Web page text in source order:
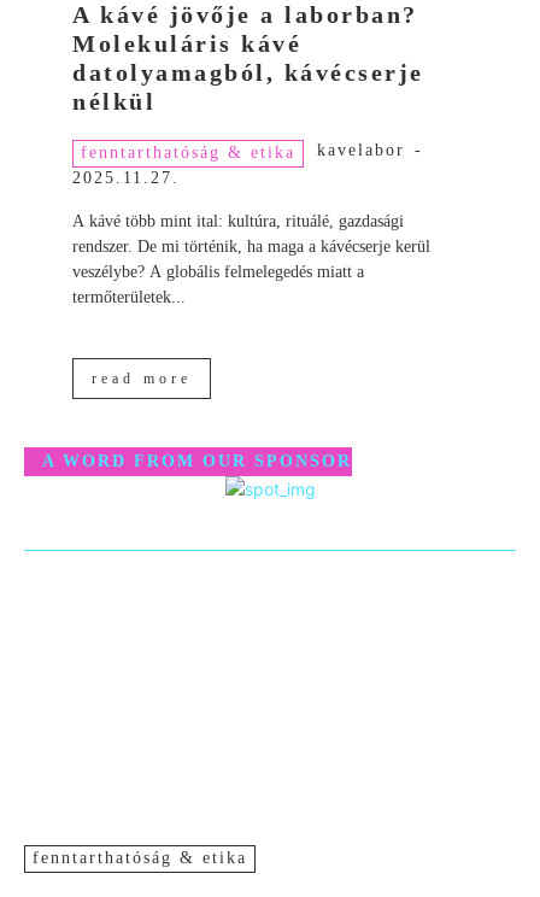
A kávé jövője a laborban?
Molekuláris kávé
datolyamagból, kávécserje
nélkül
fenntarthatóság & etika kavelabor
-
2025.11.27.
A kávé több mint ital: kultúra, rituálé, gazdasági
rendszer. De mi történik, ha maga a kávécserje kerül
veszélybe? A globális felmelegedés miatt a
termőterületek...
read more
A WORD FROM OUR SPONSOR
fenntarthatóság & etika